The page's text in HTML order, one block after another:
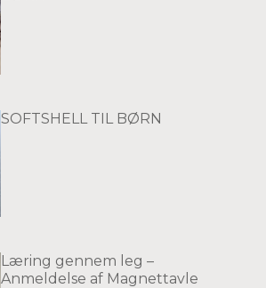
SOFTSHELL TIL BØRN
Læring gennem leg –
Anmeldelse af Magnettavle